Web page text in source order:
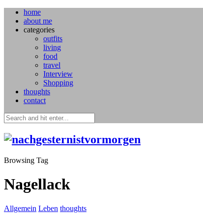
home
about me
categories
outfits
living
food
travel
Interview
Shopping
thoughts
contact
Browsing Tag
Nagellack
Allgemein Leben thoughts